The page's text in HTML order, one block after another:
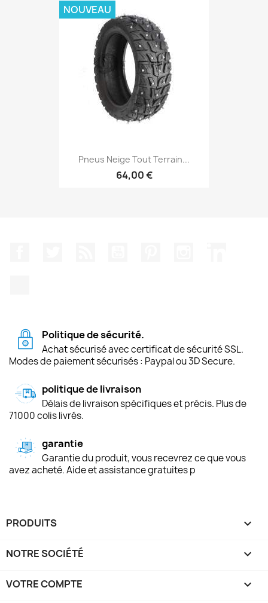
Pneus Neige Tout Terrain...
64,00 €
NOUVEAU
Politique de sécurité.
Achat sécurisé avec certificat de sécurité SSL.
Modes de paiement sécurisés : Paypal ou 3D Secure.
politique de livraison
Délais de livraison spécifiques et précis. Plus de
71000 colis livrés.
garantie
Garantie du produit, vous recevrez ce que vous
avez acheté. Aide et assistance gratuites p
PRODUITS 
NOTRE SOCIÉTÉ 
VOTRE COMPTE 